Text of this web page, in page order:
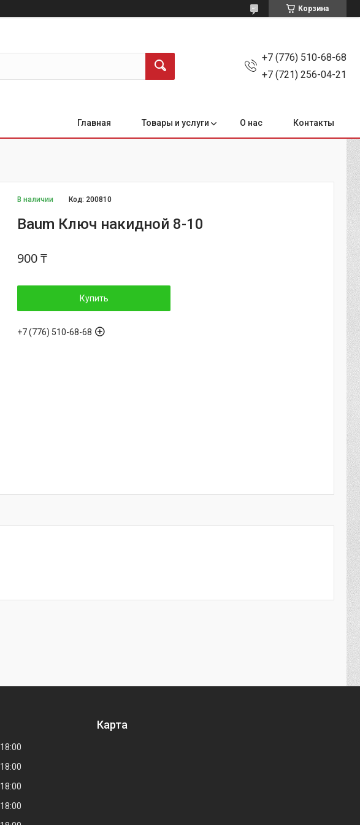
Корзина
+7 (776) 510-68-68
+7 (721) 256-04-21
Главная Товары и услуги О нас Контакты
В наличии Код: 200810
Baum Ключ накидной 8-10
900 ₸
Купить
+7 (776) 510-68-68
18:00
18:00
18:00
18:00
Карта